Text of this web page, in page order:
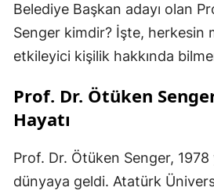
Belediye Başkan adayı olan
Senger kimdir? İşte, herkesin
etkileyici kişilik hakkında
Prof. Dr. Ötüken
Hayatı
Prof. Dr. Ötüken Senger, 1978
dünyaya geldi. Atatürk